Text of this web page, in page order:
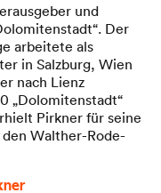
und
Der
arbeitete als
in Salzburg, Wien
nach Lienz
„Dolomitenstadt“
Pirkner für seine
Walther-Rode-